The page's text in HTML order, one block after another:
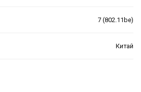
7 (802.11be)
Китай